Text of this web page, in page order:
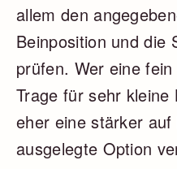
allem den
Beinposition und die
prüfen. Wer eine
Trage für sehr
eher eine stärker auf
ausgelegte Option